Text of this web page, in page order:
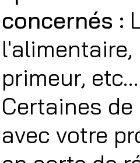
concernés :
primeur,
Certaines
avec votre